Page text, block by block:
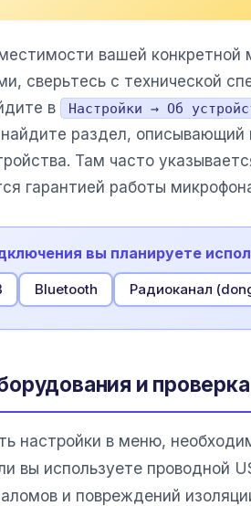
вашей
сверьтесь с технической
в
Настройки → Об
раздел,
Там часто
гарантией работы
вы планируете
Bluetooth Радиоканал
и
настройки в меню,
вы используете проводной
и повреждений